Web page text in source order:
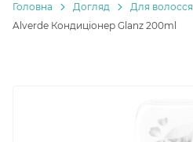
Головнa Догляд
Для волосся
Alverde Кондиціонер Glanz 200ml